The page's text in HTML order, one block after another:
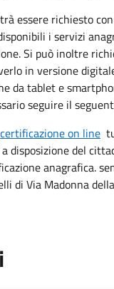
essere richiesto
i servizi
Si può inoltre
in versione
da tablet e
seguire il
certificazione on line
disposizione del
anagrafica.
di Via Madonna